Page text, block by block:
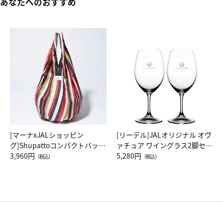
[マーナxJALショッピン
グ]Shupattoコンパクトバッグ
Drop JAL客室乗務員（LC）ス
3,960円 （税込）
[リーデル]JALオリジナル オヴ
ァチュア ワイングラス2脚セッ
ト（レッドワイン）
5,280円 （税込）